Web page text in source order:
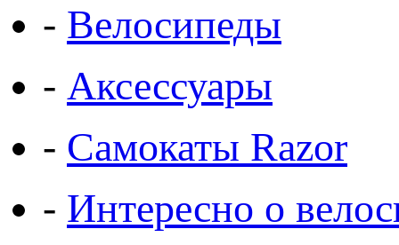
- Велосипеды
- Аксессуары
- Самокаты Razor
- Интересно о